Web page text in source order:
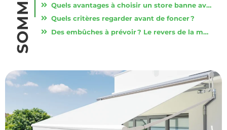
Quels avantages à choisir un store banne avec coffre ?
Quels critères regarder avant de foncer ?
Des embûches à prévoir ? Le revers de la médaille